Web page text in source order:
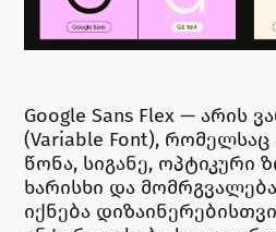
Google Sans Flex — არის
(Variable Font), რომელსაც
წონა, სიგანე, ოპტიკური
ხარისხი და
იქნება